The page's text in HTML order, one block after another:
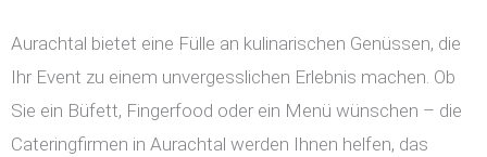
Aurachtal bietet eine Fülle an kulinarischen Genüssen, die
Ihr Event zu einem unvergesslichen Erlebnis machen. Ob
Sie ein Büfett, Fingerfood oder ein Menü wünschen – die
Cateringfirmen in Aurachtal werden Ihnen helfen, das